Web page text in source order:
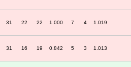
31 22 22 1.000 7 4 1.019
31 16 19 0.842 5 3 1.013